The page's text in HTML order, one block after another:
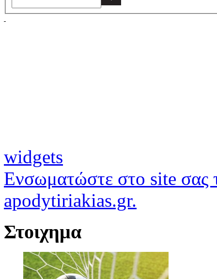
widgets
Ενσωματώστε στο site σας
apodytiriakias.gr.
Στοιχημα